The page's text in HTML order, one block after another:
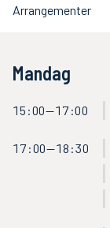
Arrangementer
Mandag
15:00—17:00
17:00—18:30